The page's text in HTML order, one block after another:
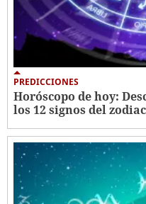
PREDICCIONES
Horóscopo de hoy:
los 12 signos del